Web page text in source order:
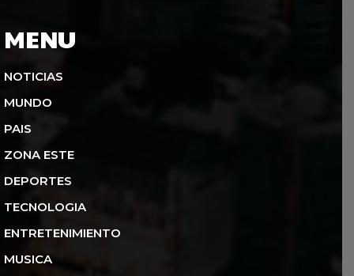
MENU
NOTICIAS
MUNDO
PAIS
ZONA ESTE
DEPORTES
TECNOLOGIA
ENTRETENIMIENTO
MUSICA